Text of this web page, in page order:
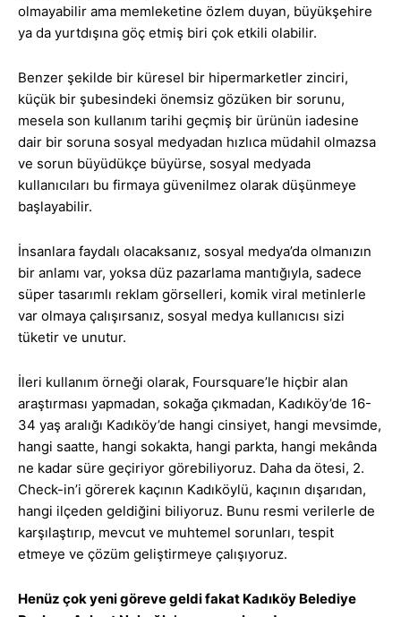
olmayabilir ama memleketine özlem duyan, büyükşehire
ya da yurtdışına göç etmiş biri çok etkili olabilir.
Benzer şekilde bir küresel bir hipermarketler zinciri,
küçük bir şubesindeki önemsiz gözüken bir sorunu,
mesela son kullanım tarihi geçmiş bir ürünün iadesine
dair bir soruna sosyal medyadan hızlıca müdahil olmazsa
ve sorun büyüdükçe büyürse, sosyal medyada
kullanıcıları bu firmaya güvenilmez olarak düşünmeye
başlayabilir.
İnsanlara faydalı olacaksanız, sosyal medya’da olmanızın
bir anlamı var, yoksa düz pazarlama mantığıyla, sadece
süper tasarımlı reklam görselleri, komik viral metinlerle
var olmaya çalışırsanız, sosyal medya kullanıcısı sizi
tüketir ve unutur.
İleri kullanım örneği olarak, Foursquare’le hiçbir alan
araştırması yapmadan, sokağa çıkmadan, Kadıköy’de 16-
34 yaş aralığı Kadıköy’de hangi cinsiyet, hangi mevsimde,
hangi saatte, hangi sokakta, hangi parkta, hangi mekânda
ne kadar süre geçiriyor görebiliyoruz. Daha da ötesi, 2.
Check-in’i görerek kaçının Kadıköylü, kaçının dışarıdan,
hangi ilçeden geldiğini biliyoruz. Bunu resmi verilerle de
karşılaştırıp, mevcut ve muhtemel sorunları, tespit
etmeye ve çözüm geliştirmeye çalışıyoruz.
Henüz çok yeni göreve geldi fakat Kadıköy Belediye